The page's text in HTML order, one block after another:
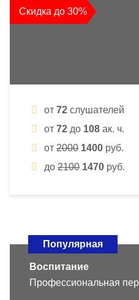
Скидка до 30%
от 72 слушателей
от 72 до 108 ак. ч.
от 2000 1400 руб.
до 2100 1470 руб.
Популярная
Воспитание
Профессиональная